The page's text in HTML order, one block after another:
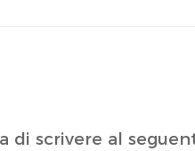
di scrivere al